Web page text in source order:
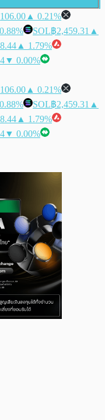
▲ 0.21%
SOL฿2,459.31 ▲
▲ 1.79%
▼ 0.00%
▲ 0.21%
SOL฿2,459.31 ▲
▲ 1.79%
▼ 0.00%